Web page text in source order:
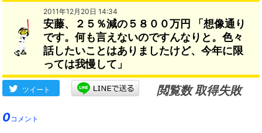
2011年12月20日 14:34
安藤、２５％減の５８００万円 「想像通り
です。何も言えないのですんなりと。色々
話したいことはありましたけど、今年に限
っては我慢して」
ツイート
閲覧数 取得失敗
0コメント